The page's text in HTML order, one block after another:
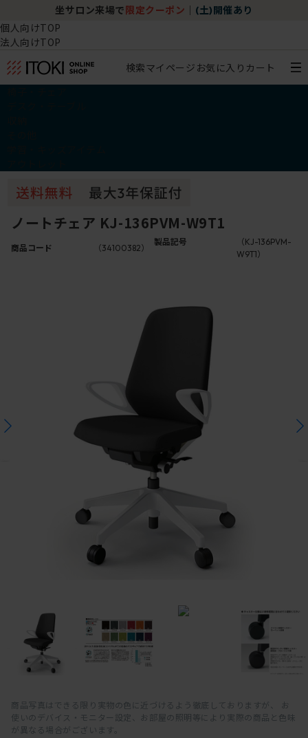
坐サロン来場で 限定クーポン (土)開催あり
個人向けTOP
法人向けTOP
検索マイページ お気に入り カート
ノートチェア KJ-136PVM-W9T1
商品コード （34100382）
製品記号
（KJ-136PVM-
W9T1）
商品写真はできる限り実物の色に近づけるよう徹底しておりますが、 お
使いのデバイス・モニター設定、お部屋の照明等により実際の商品と色味
が異なる場合がございます。